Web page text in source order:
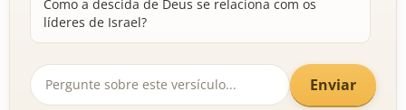
Como a descida de Deus se relaciona com os
líderes de Israel?
Enviar